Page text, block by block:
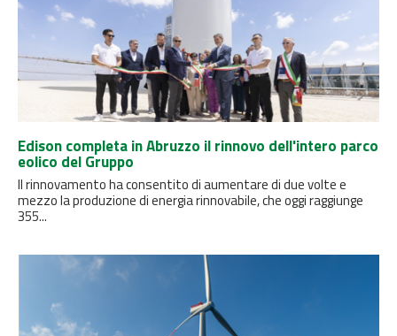
Edison completa in Abruzzo il rinnovo dell'intero parco
eolico del Gruppo
Il rinnovamento ha consentito di aumentare di due volte e
mezzo la produzione di energia rinnovabile, che oggi raggiunge
355...